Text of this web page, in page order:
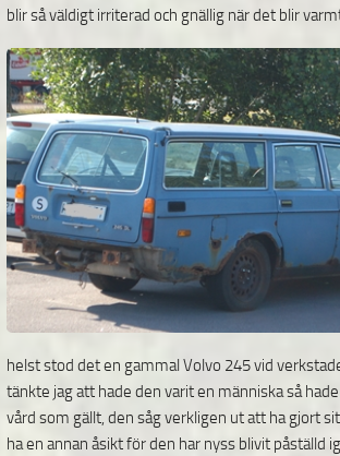
blir så väldigt irriterad och gnällig när det blir
helst stod det en gammal Volvo 245 vid
tänkte jag att hade den varit en människa så
vård som gällt, den såg verkligen ut att ha gjort
ha en annan åsikt för den har nyss blivit påställd